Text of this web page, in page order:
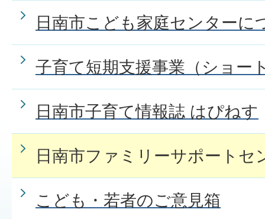
日南市こども家庭センターに
子育て短期支援事業（ショー
日南市子育て情報誌 はぴねす
日南市ファミリーサポートセ
こども・若者のご意見箱